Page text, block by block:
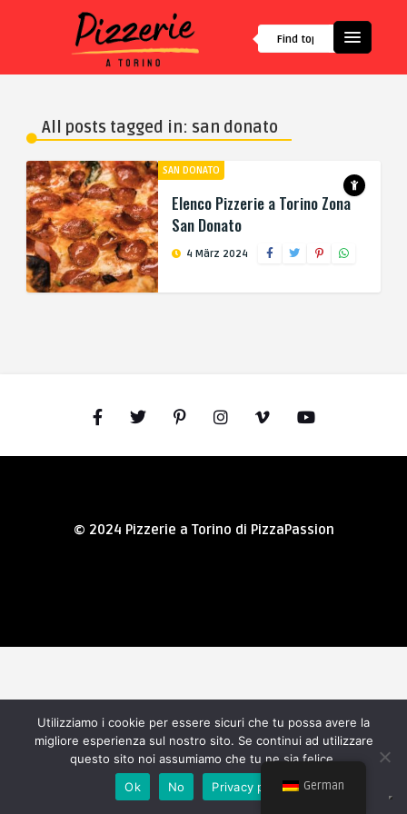
All posts tagged in: san donato
SAN DONATO
Elenco Pizzerie a Torino Zona
San Donato
4 März 2024
© 2024 Pizzerie a Torino di PizzaPassion
German
Utilizziamo i cookie per essere sicuri che tu possa avere la
migliore esperienza sul nostro sito. Se continui ad utilizzare
questo sito noi assumiamo che tu ne sia felice.
Ok
No Privacy policy